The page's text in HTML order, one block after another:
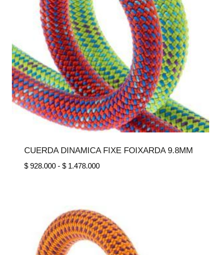
CUERDA DINAMICA FIXE FOIXARDA 9.8MM
$928.000 - $1.478.000Rango
$ 928.000
hasta
$ 1.478.000